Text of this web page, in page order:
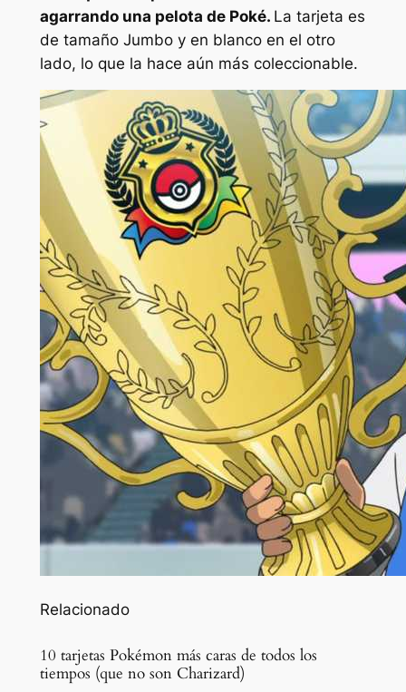
agarrando una pelota de Poké. La tarjeta es
de tamaño Jumbo y en blanco en el otro
lado, lo que la hace aún más coleccionable.
Relacionado
10 tarjetas Pokémon más caras de todos los
tiempos (que no son Charizard)